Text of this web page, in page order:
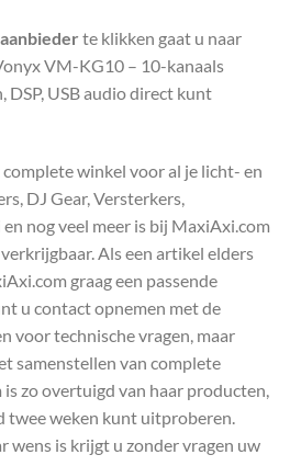
te klikken gaat u naar
VM-KG10 – 10-kanaals
USB audio direct kunt
winkel voor al je licht- en
DJ Gear, Versterkers,
nog veel meer is bij MaxiAxi.com
Als een artikel elders
graag een passende
u contact opnemen met de
voor technische vragen, maar
samenstellen van complete
zo overtuigd van haar producten,
twee weken kunt uitproberen.
wens is krijgt u zonder vragen uw